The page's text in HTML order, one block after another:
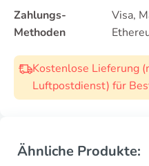
Zahlungs-
Methoden
Visa,
Kostenlose Lieferung
Luftpostdienst) für
Ähnliche Produkte: